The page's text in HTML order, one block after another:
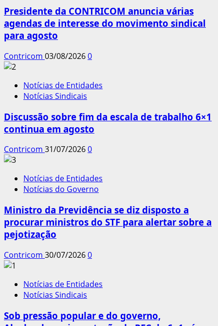
Presidente da CONTRICOM anuncia várias
agendas de interesse do movimento sindical
para agosto
Contricom 03/08/20260
Notícias de Entidades
Notícias Sindicais
Discussão sobre fim da escala de trabalho 6×1
continua em agosto
Contricom 31/07/20260
Notícias de Entidades
Notícias do Governo
Ministro da Previdência se diz disposto a
procurar ministros do STF para alertar sobre a
pejotização
Contricom 30/07/20260
Notícias de Entidades
Notícias Sindicais
Sob pressão popular e do governo,